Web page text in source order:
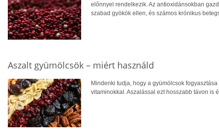
előnnyel rendelkezik. Az antioxidánsokban
szabad gyökök ellen, és számos krónikus
Aszalt gyümölcsök – miért használd
Mindenki tudja, hogy a gyümölcsok
vitaminokkal. Aszalással ezt hosszabb távon is